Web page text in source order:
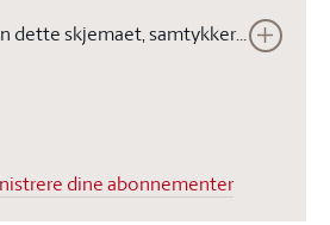
Ved å sende inn dette skjemaet, samtykker jeg i at Stortinget kan lagre opplysningene jeg har gitt i skjemaet. Opplysningene vil ikke bli brukt til annet enn å kunne gjennomføre den bestilte tjenesten. Les vår
dine abonnementer